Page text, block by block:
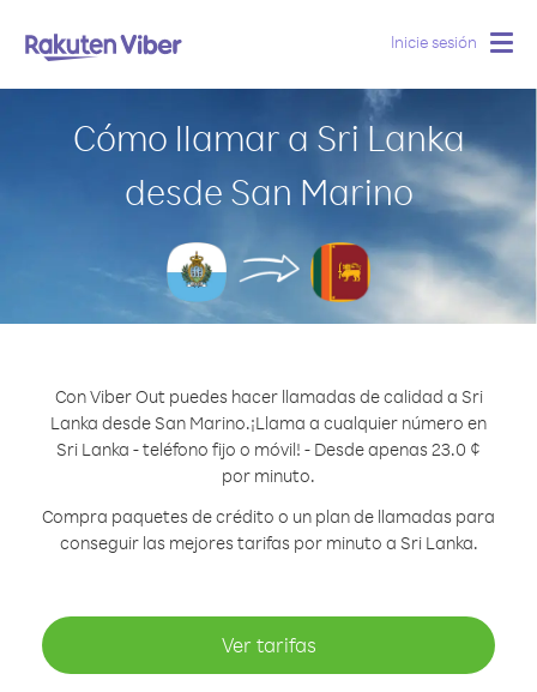
Inicie sesión
Cómo llamar a Sri Lanka
desde San Marino
Con Viber Out puedes hacer llamadas de calidad a Sri
Lanka desde San Marino.¡Llama a cualquier número en
Sri Lanka - teléfono fijo o móvil! - Desde apenas 23.0 ¢
por minuto.
Compra paquetes de crédito o un plan de llamadas para
conseguir las mejores tarifas por minuto a Sri Lanka.
Ver tarifas